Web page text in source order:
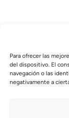
Para ofrecer las
del dispositivo. El
navegación o las
negativamente a